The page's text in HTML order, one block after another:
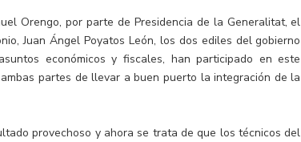
Orengo, por parte de Presidencia de la Generalitat, el
Juan Ángel Poyatos León, los dos ediles del gobierno
económicos y fiscales, han participado en este
partes de llevar a buen puerto la integración de la
provechoso y ahora se trata de que los técnicos del